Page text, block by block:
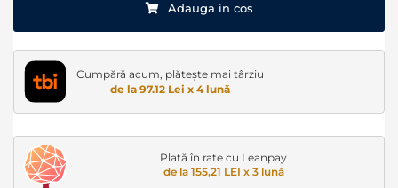
Adauga in cos
Cumpără acum, plătește mai târziu
de la 97.12 Lei x 4 lună
Plată în rate cu Leanpay
de la 155,21 LEI x 3 lună